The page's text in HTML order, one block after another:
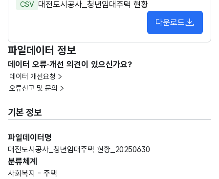
CSV 대전도시공사_청년임대주택 현황
다운로드
파일데이터 정보
데이터 오류·개선 의견이 있으신가요?
데이터 개선요청
오류신고 및 문의
기본 정보
파일데이터명
대전도시공사_청년임대주택 현황_20250630
분류체계
사회복지 - 주택